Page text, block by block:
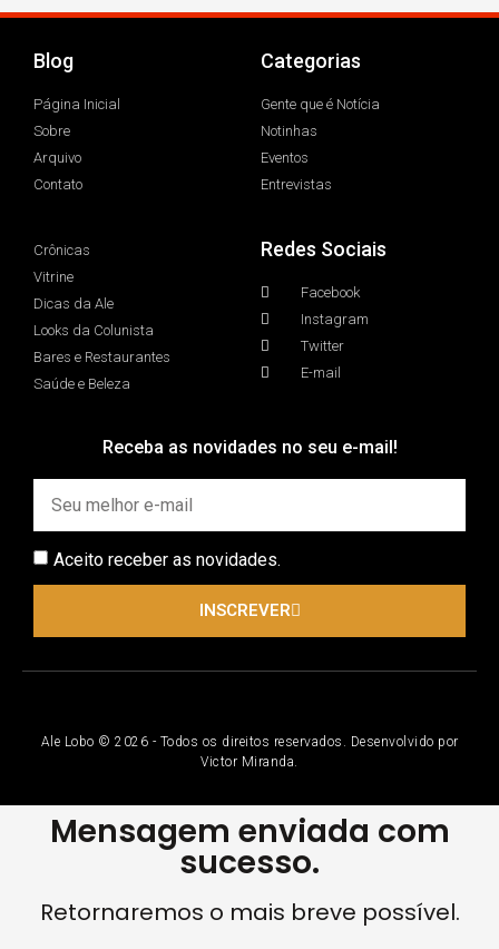
Blog
Página Inicial
Sobre
Arquivo
Contato
Categorias
Gente que é Notícia
Notinhas
Eventos
Entrevistas
Crônicas
Vitrine
Dicas da Ale
Looks da Colunista
Bares e Restaurantes
Saúde e Beleza
Redes Sociais
Facebook
Instagram
Twitter
E-mail
Receba as novidades no seu e-mail!
Aceito receber as novidades.
INSCREVER
Ale Lobo © 2026 - Todos os direitos reservados. Desenvolvido por
Victor Miranda.
Mensagem enviada com
sucesso.
Retornaremos o mais breve possível.